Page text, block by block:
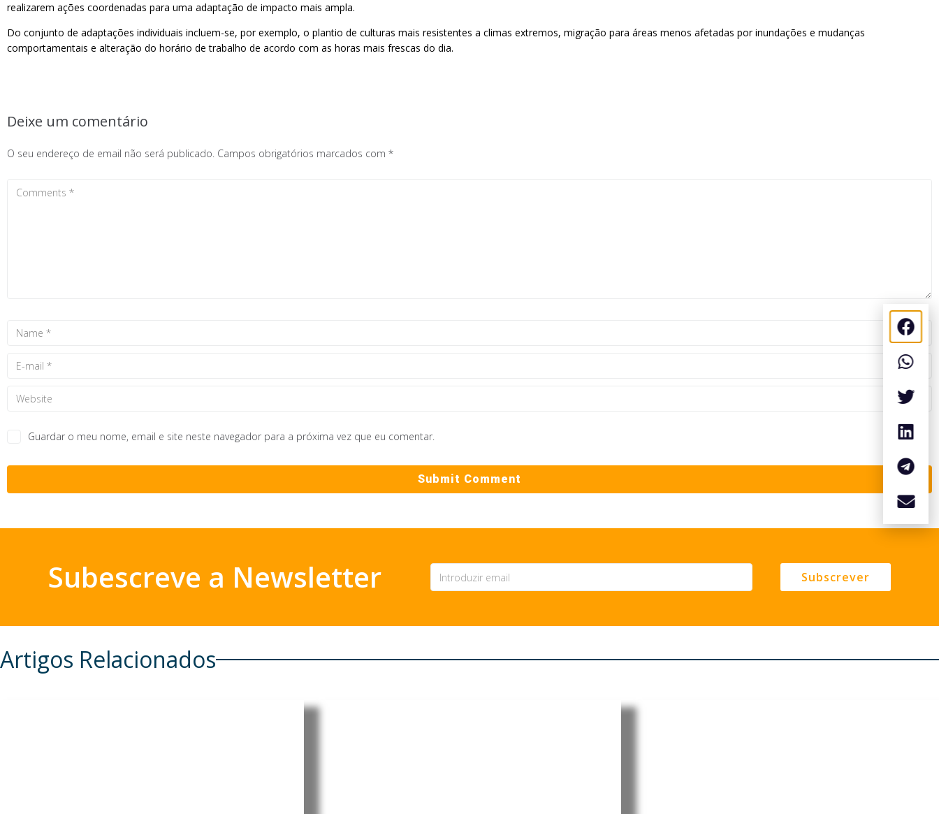
realizarem ações coordenadas para uma adaptação de impacto mais ampla.
Do conjunto de adaptações individuais incluem-se, por exemplo, o plantio de culturas mais resistentes a climas extremos, migração para áreas menos afetadas por inundações e mudanças
comportamentais e alteração do horário de trabalho de acordo com as horas mais frescas do dia.
Deixe um comentário
O seu endereço de email não será publicado. Campos obrigatórios marcados com *
Guardar o meu nome, email e site neste navegador para a próxima vez que eu comentar.
Subescreve a Newsletter Subscrever
Artigos Relacionados